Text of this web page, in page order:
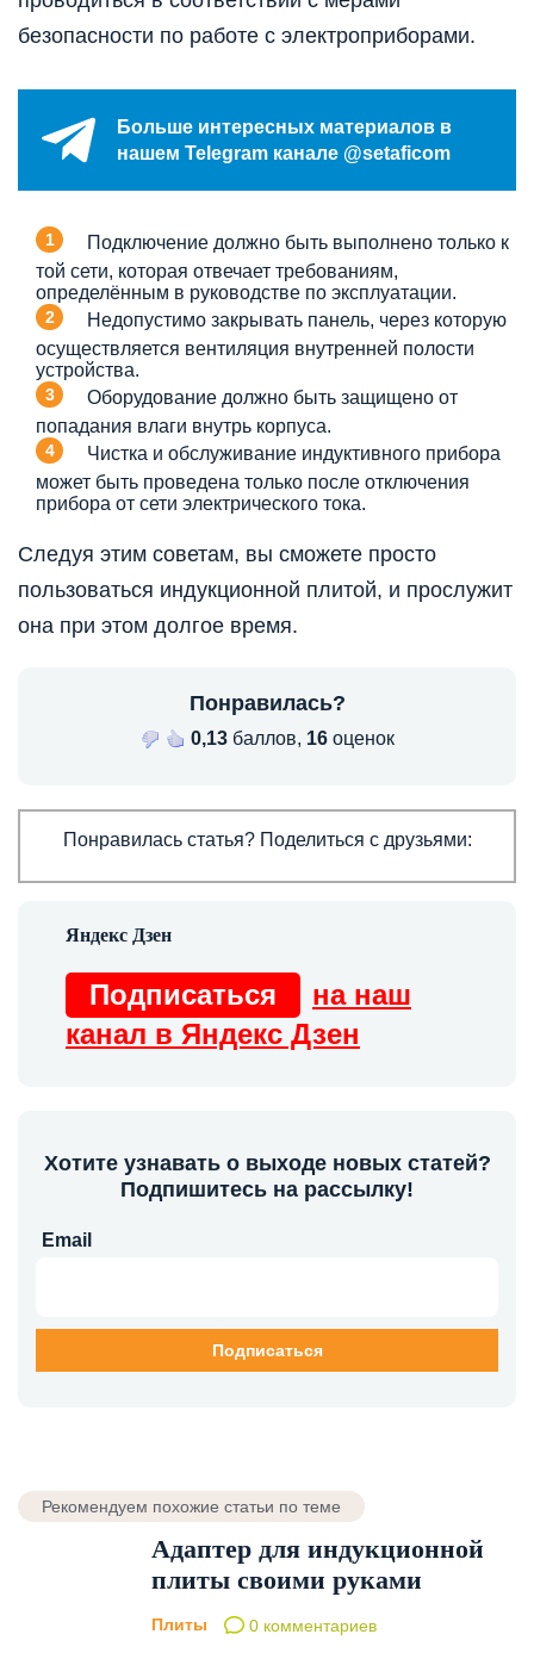
безопасности по работе с электроприборами.
Больше интересных материалов в
нашем Telegram канале @setaficom
Подключение должно быть выполнено только к
той сети, которая отвечает требованиям,
определённым в руководстве по эксплуатации.
Недопустимо закрывать панель, через которую
осуществляется вентиляция внутренней полости
устройства.
Оборудование должно быть защищено от
попадания влаги внутрь корпуса.
Чистка и обслуживание индуктивного прибора
может быть проведена только после отключения
прибора от сети электрического тока.
Следуя этим советам, вы сможете просто
пользоваться индукционной плитой, и прослужит
она при этом долгое время.
Понравилась?
0,13баллов, 16оценок
Понравилась статья? Поделиться с друзьями:
Подписаться
на наш
канал в Яндекс Дзен
Хотите узнавать о выходе новых статей?
Подпишитесь на рассылку!
Email
Рекомендуем похожие статьи по теме
Адаптер для индукционной
плиты своими руками
Плиты 0 комментариев